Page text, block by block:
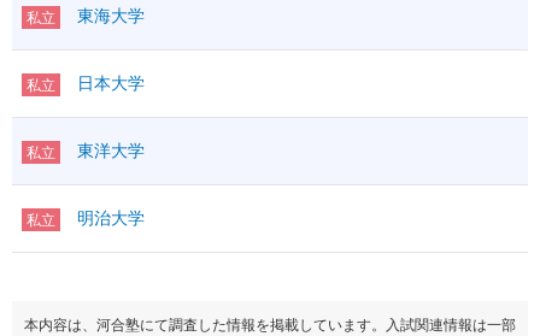
偏差値 35.0
私立 東海大学
私立 日本大学
私立 東洋大学
私立 明治大学
本内容は、河合塾にて調査した情報を掲載しています。入試関連情報は一部